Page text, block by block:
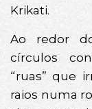
Krikati.
Ao redor
círculos
“ruas” que
raios numa